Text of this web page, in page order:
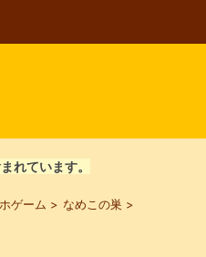
れています。
ゲーム > なめこの巣 >